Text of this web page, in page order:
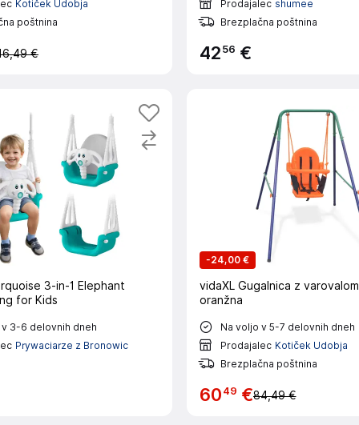
Kotiček Udobja
poštnina
€
Prodajalec shumee
Brezplačna poštnina
4256 €
3-in-1 Elephant
for Kids
3-6 delovnih dneh
Prywaciarze z Bronowic
-24,00 €
vidaXL Gugalnica z
oranžna
Na voljo v 5-7 delovnih dneh
Prodajalec Kotiček Udobja
Brezplačna poštnina
6049 €84,49 €